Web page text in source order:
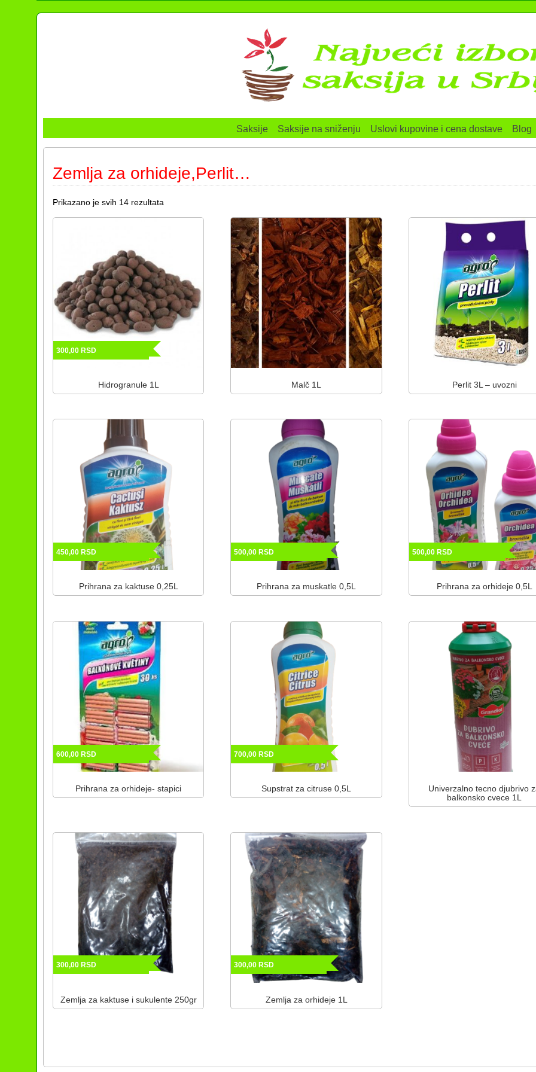
Saksije Saksije na sniženju Uslovi kupovine i cena dostave Blog
Zemlja za orhideje,Perlit…
Prikazano je svih 14 rezultata
Hidrogranule 1L
300,00 RSD
Malč 1L Perlit 3L – uvozni
Prihrana za kaktuse 0,25L
450,00 RSD
Prihrana za muskatle 0,5L
500,00 RSD
Prihrana za orhideje 0,5L
500,00 RSD
Prihrana za orhideje- stapici
600,00 RSD
Supstrat za citruse 0,5L
700,00 RSD
Univerzalno tecno djubrivo
balkonsko cvece 1L
Zemlja za kaktuse i sukulente 250gr
300,00 RSD
Zemlja za orhideje 1L
300,00 RSD